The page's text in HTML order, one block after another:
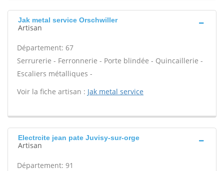
Jak metal service Orschwiller
Artisan
Département: 67
Serrurerie - Ferronnerie - Porte blindée - Quincaillerie -
Escaliers métalliques -
Voir la fiche artisan : Jak metal service
Electrcite jean pate Juvisy-sur-orge
Artisan
Département: 91